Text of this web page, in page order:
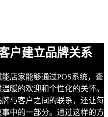
户建立品牌关系
能店家能够通过POS系统，查
暖的欢迎和个性化的关怀。
与客户之间的联系，还让每
中的一部分。通过这样的方